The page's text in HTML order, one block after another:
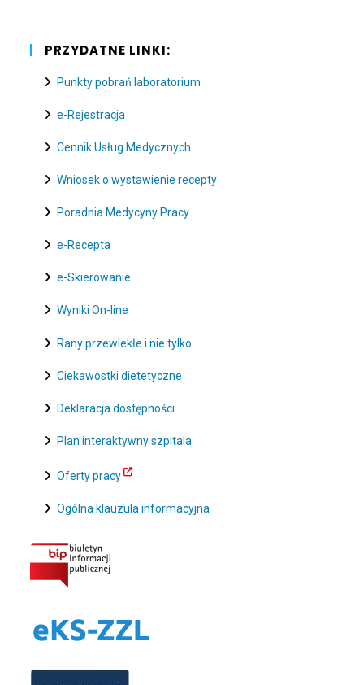
PRZYDATNE LINKI:
Punkty pobrań laboratorium
e-Rejestracja
Cennik Usług Medycznych
Wniosek o wystawienie recepty
Poradnia Medycyny Pracy
e-Recepta
e-Skierowanie
Wyniki On-line
Rany przewlekłe i nie tylko
Ciekawostki dietetyczne
Deklaracja dostępności
Plan interaktywny szpitala
Oferty pracy
Ogólna klauzula informacyjna